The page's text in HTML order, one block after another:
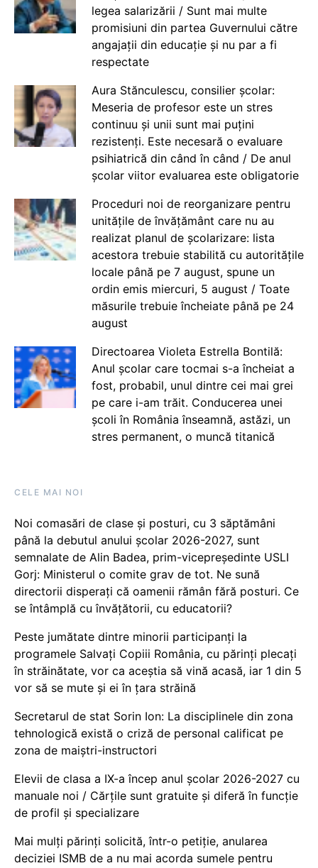
legea salarizării / Sunt mai multe
promisiuni din partea Guvernului către
angajații din educație și nu par a fi
respectate
Aura Stănculescu, consilier școlar:
Meseria de profesor este un stres
continuu și unii sunt mai puțini
rezistenți. Este necesară o evaluare
psihiatrică din când în când / De anul
școlar viitor evaluarea este obligatorie
Proceduri noi de reorganizare pentru
unitățile de învățământ care nu au
realizat planul de școlarizare: lista
acestora trebuie stabilită cu autoritățile
locale până pe 7 august, spune un
ordin emis miercuri, 5 august / Toate
măsurile trebuie încheiate până pe 24
august
Directoarea Violeta Estrella Bontilă:
Anul școlar care tocmai s-a încheiat a
fost, probabil, unul dintre cei mai grei
pe care i-am trăit. Conducerea unei
școli în România înseamnă, astăzi, un
stres permanent, o muncă titanică
CELE MAI NOI
Noi comasări de clase și posturi, cu 3 săptămâni
până la debutul anului școlar 2026-2027, sunt
semnalate de Alin Badea, prim-vicepreședinte USLI
Gorj: Ministerul o comite grav de tot. Ne sună
directorii disperați că oamenii rămân fără posturi. Ce
se întâmplă cu învățătorii, cu educatorii?
Peste jumătate dintre minorii participanți la
programele Salvați Copiii România, cu părinți plecați
în străinătate, vor ca aceștia să vină acasă, iar 1 din 5
vor să se mute și ei în țara străină
Secretarul de stat Sorin Ion: La disciplinele din zona
tehnologică există o criză de personal calificat pe
zona de maiștri-instructori
Elevii de clasa a IX-a încep anul școlar 2026-2027 cu
manuale noi / Cărțile sunt gratuite și diferă în funcție
de profil și specializare
Mai mulți părinți solicită, într-o petiție, anularea
deciziei ISMB de a nu mai acorda sumele pentru